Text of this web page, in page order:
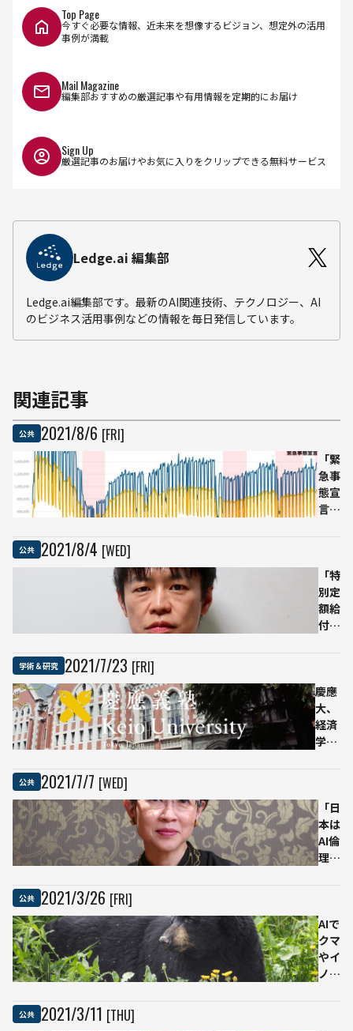
Top Page
今すぐ必要な情報、近未来を想像するビジョン、想定外の活用
事例が満載
Mail Magazine
編集部おすすめの厳選記事や有用情報を定期的にお届け
Sign Up
厳選記事のお届けやお気に入りをクリップできる無料サービス
Ledge.ai 編集部
Ledge.ai編集部です。最新のAI関連技術、テクノロジー、AI
のビジネス活用事例などの情報を毎日発信しています。
関連記事
公共 2021/8/6 [FRI]
「緊
急事
態宣
言は
さほ
どの
抑制
効果
者バ
ッシ
ング
は誤
タ分
析で
明ら
かに
公共 2021/8/4 [WED]
「特
別定
額給
付金
し
た」
ベー
シッ
有名
な経
済学
者が
由：
井上
智洋
氏イ
学術＆研究 2021/7/23 [FRI]
慶應
大、
経済
学部
エン
ス教
育を
2022
DX
人材
の欠
如が
公共 2021/7/7 [WED]
「日
本は
AI倫
理が
東大
の文
系教
授が
公共 2021/3/26 [FRI]
AIで
クマ
やイ
ノシ
公共 2021/3/11 [THU]